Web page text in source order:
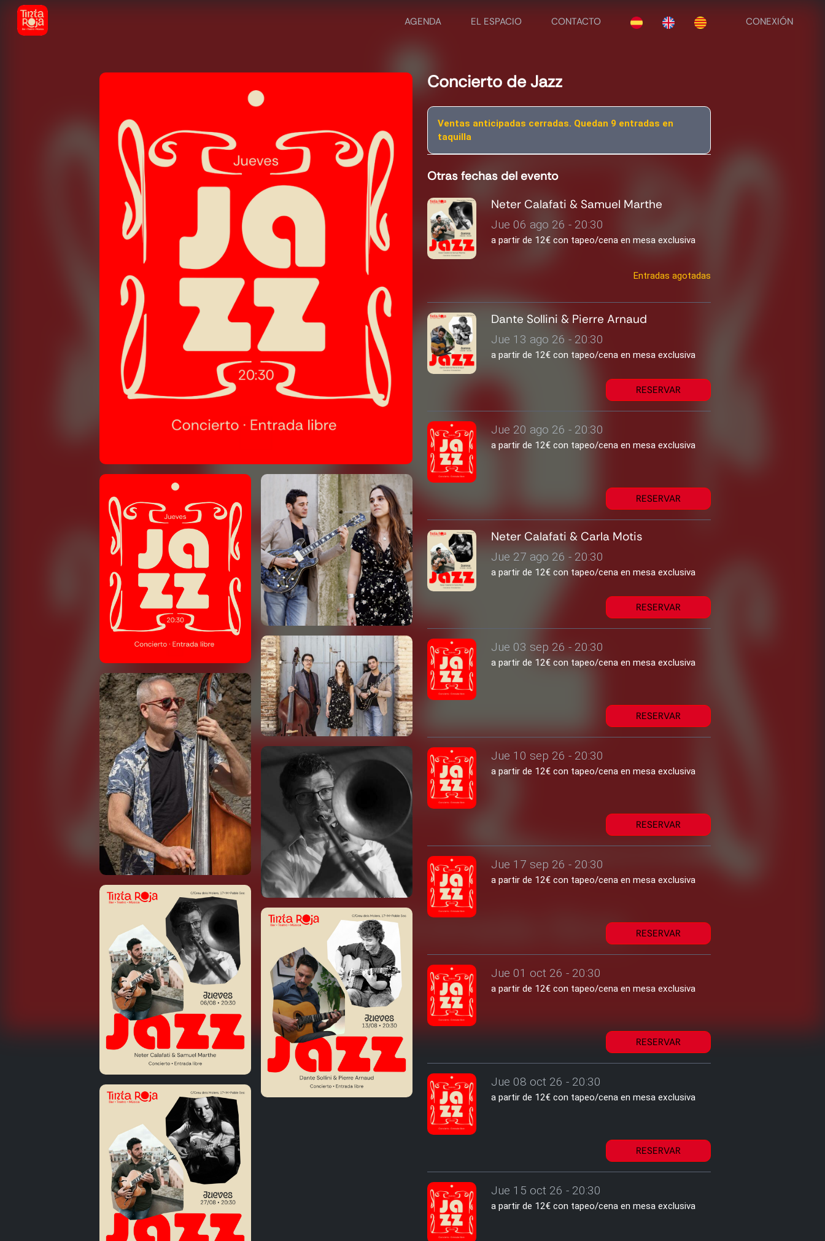
AGENDA EL ESPACIO CONTACTO CONEXIÓN
Concierto de Jazz
Ventas anticipadas cerradas. Quedan 9 entradas en
taquilla
Otras fechas del evento
Neter Calafati & Samuel Marthe
Jue 06 ago 26 - 20:30
a partir de 12€ con tapeo/cena en mesa exclusiva
Entradas agotadas
Dante Sollini & Pierre Arnaud
Jue 13 ago 26 - 20:30
a partir de 12€ con tapeo/cena en mesa exclusiva
RESERVAR
Jue 20 ago 26 - 20:30
a partir de 12€ con tapeo/cena en mesa exclusiva
RESERVAR
Neter Calafati & Carla Motis
Jue 27 ago 26 - 20:30
a partir de 12€ con tapeo/cena en mesa exclusiva
RESERVAR
Jue 03 sep 26 - 20:30
a partir de 12€ con tapeo/cena en mesa exclusiva
RESERVAR
Jue 10 sep 26 - 20:30
a partir de 12€ con tapeo/cena en mesa exclusiva
RESERVAR
Jue 17 sep 26 - 20:30
a partir de 12€ con tapeo/cena en mesa exclusiva
RESERVAR
Jue 01 oct 26 - 20:30
a partir de 12€ con tapeo/cena en mesa exclusiva
RESERVAR
Jue 08 oct 26 - 20:30
a partir de 12€ con tapeo/cena en mesa exclusiva
RESERVAR
Jue 15 oct 26 - 20:30
a partir de 12€ con tapeo/cena en mesa exclusiva